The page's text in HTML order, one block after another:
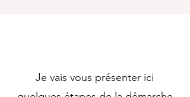
Je vais vous présenter ici